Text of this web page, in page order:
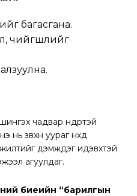
багасгана.
чийгшлийг
чадвар өндөртэй
зөвхөн уураг нөхөөд
дэмждэг идэвхтэй
агуулдаг.
биеийн “барилгын